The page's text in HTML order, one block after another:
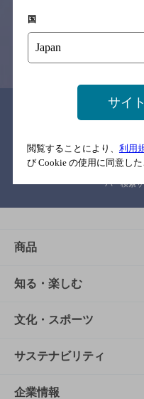
関
バー検索
商品
商品TOP
商品一覧
商品発売情報
栄養成分一覧
知る・楽しむ
知る・楽しむTOP
キャンペーン
工場見学
文化・スポーツ
文化・スポーツTOP
サントリーホール
サステナビリティ
サステナビリティTOP
企業情報
国
サイ
閲覧することにより、 利用
び Cookie の使用に同意した